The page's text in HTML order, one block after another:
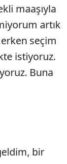
maaşıyla
artık
erken seçim
istiyoruz.
Buna
bir